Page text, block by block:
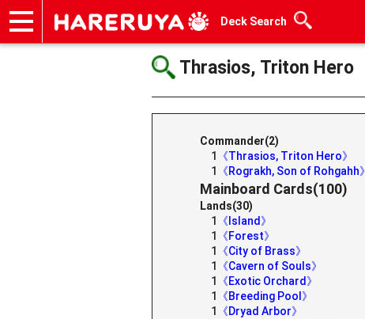
Deck Search
Thrasios, Triton Hero
Commander(2)
1
《Thrasios, Triton Hero》
1
《Rograkh, Son of Rohgahh》
Mainboard Cards(100)
Lands(30)
1
《Island》
1
《Forest》
1
《City of Brass》
1
《Cavern of Souls》
1
《Exotic Orchard》
1
《Breeding Pool》
1
《Dryad Arbor》